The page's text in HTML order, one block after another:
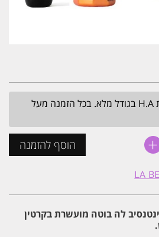
מתנה! סרום לשיער מבית H.A בגודל מלא. בכל הזמנה מעל
+ הוסף להזמנה
לה בוטה מועשרת בקרטין